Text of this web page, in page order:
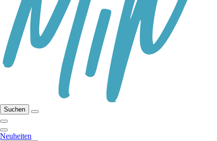
Suchen
Neuheiten